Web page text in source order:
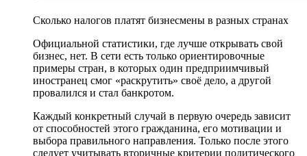
Сколько налогов платят бизнесмены в разных странах
Официальной статистики, где лучше открывать свой
бизнес, нет. В сети есть только ориентировочные
примеры стран, в которых один предприимчивый
иностранец смог «раскрутить» своё дело, а другой
провалился и стал банкротом.
Каждый конкретный случай в первую очередь зависит
от способностей этого гражданина, его мотивации и
выбора правильного направления. Только после этого
следует учитывать вторичные критерии политического